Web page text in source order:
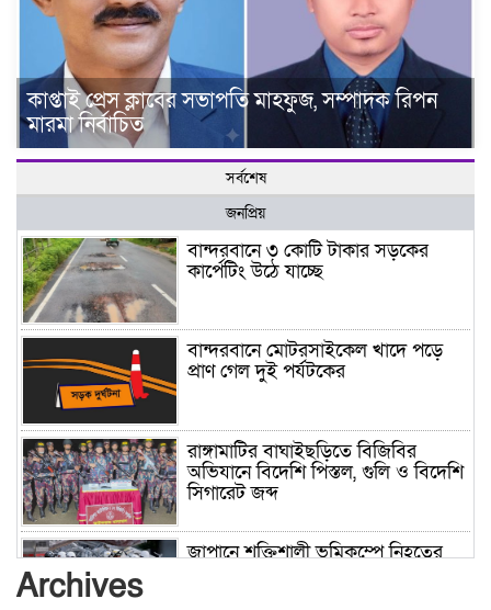
কাপ্তাই প্রেস ক্লাবের সভাপতি মাহফুজ, সম্পাদক রিপন
মারমা নির্বাচিত
সর্বশেষ
জনপ্রিয়
বান্দরবানে ৩ কোটি টাকার সড়কের
কার্পেটিং উঠে যাচ্ছে
বান্দরবানে মোটরসাইকেল খাদে পড়ে
প্রাণ গেল দুই পর্যটকের
রাঙ্গামাটির বাঘাইছড়িতে বিজিবির
অভিযানে বিদেশি পিস্তল, গুলি ও বিদেশি
সিগারেট জব্দ
জাপানে শক্তিশালী ভূমিকম্পে নিহতের
Archives